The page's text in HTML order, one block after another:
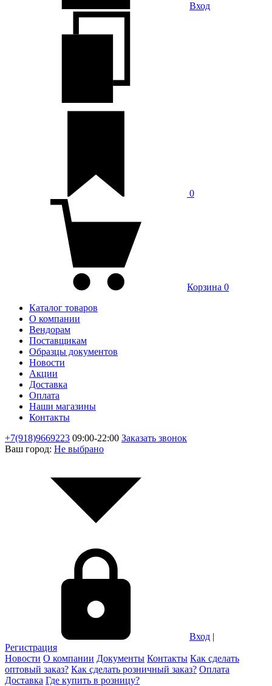
Вход
0
Корзина 0
Каталог товаров
О компании
Вендорам
Поставщикам
Образцы документов
Новости
Акции
Доставка
Оплата
Наши магазины
Контакты
+7(918)9669223 09:00-22:00 Заказать звонок
Ваш город: Не выбрано
Вход |
Регистрация
Новости О компании Документы Контакты Как сделать
оптовый заказ? Как сделать розничный заказ? Оплата
Доставка Где купить в розницу?